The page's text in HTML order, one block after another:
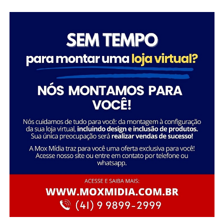
cruzeiristas por mais tempo na cidade, já que muitos
chegam antes do embarque e permanecem em Balneário
Camboriú após o desembarque, beneficiando toda a
cadeia produtiva do turismo”, ressaltou.